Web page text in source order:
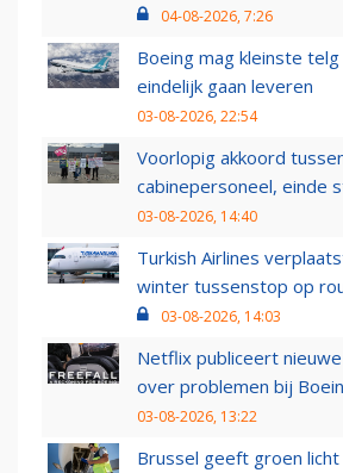
04-08-2026, 7:26
Boeing mag kleinste
eindelijk gaan leveren
03-08-2026, 22:54
Voorlopig akkoord
cabinepersoneel, einde
03-08-2026, 14:40
Turkish Airlines
winter tussenstop op
03-08-2026, 14:03
Netflix publiceert
over problemen bij
03-08-2026, 13:22
Brussel geeft groen